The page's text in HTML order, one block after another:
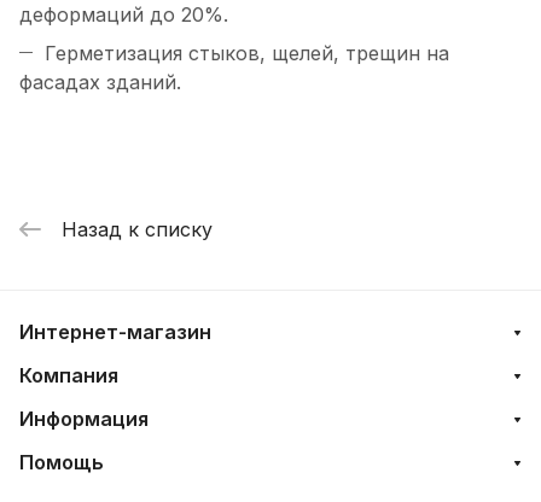
деформаций до 20%.
Герметизация стыков, щелей, трещин на
фасадах зданий.
Назад к списку
Интернет-магазин
Компания
Информация
Помощь